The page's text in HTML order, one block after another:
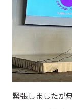
緊張しましたが